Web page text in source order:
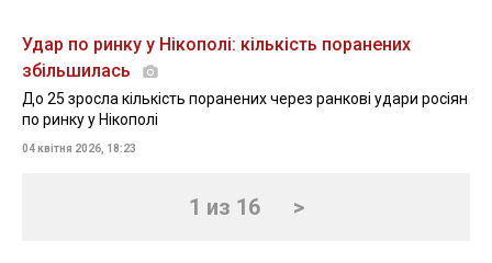
Удар по ринку у Нікополі: кількість поранених
збільшилась
До 25 зросла кількість поранених через ранкові удари росіян
по ринку у Нікополі
04 квітня 2026, 18:23
1 из 16 >